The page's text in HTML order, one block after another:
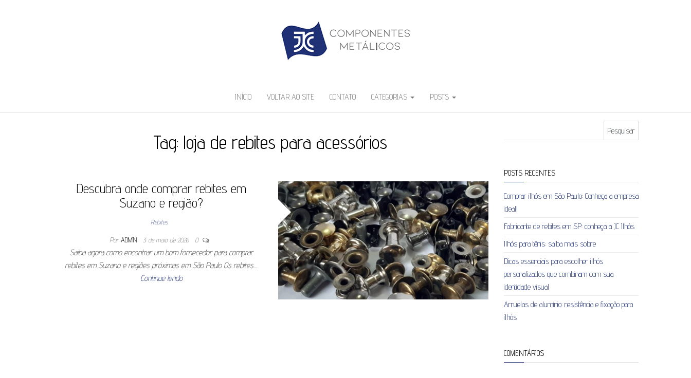
INÍCIO VOLTAR AO SITE CONTATO CATEGORIAS POSTS
Tag: loja de rebites para acessórios
Descubra onde comprar rebites em
Suzano e região?
Rebites
Por ADMIN 3 de maio de 2026 0
Saiba agora como encontrar um bom fornecedor para comprar
rebites em Suzano e regiões próximas em São Paulo Os rebites…
Continue lendo
POSTS RECENTES
Comprar ilhós em São Paulo: Conheça a empresa
ideal!
Fabricante de rebites em SP: conheça a JC Ilhós
Ilhós para tênis: saiba mais sobre
Dicas essenciais para escolher ilhós
personalizados que combinam com sua
identidade visual
Arruelas de alumínio: resistência e fixação para
ilhós
COMENTÁRIOS